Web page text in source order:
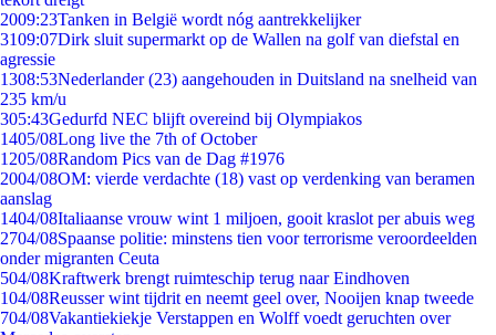
2009:23Tanken in België wordt nóg aantrekkelijker
3109:07Dirk sluit supermarkt op de Wallen na golf van diefstal en
agressie
1308:53Nederlander (23) aangehouden in Duitsland na snelheid van
235 km/u
305:43Gedurfd NEC blijft overeind bij Olympiakos
1405/08Long live the 7th of October
1205/08Random Pics van de Dag #1976
2004/08OM: vierde verdachte (18) vast op verdenking van beramen
aanslag
1404/08Italiaanse vrouw wint 1 miljoen, gooit kraslot per abuis weg
2704/08Spaanse politie: minstens tien voor terrorisme veroordeelden
onder migranten Ceuta
504/08Kraftwerk brengt ruimteschip terug naar Eindhoven
104/08Reusser wint tijdrit en neemt geel over, Nooijen knap tweede
704/08Vakantiekiekje Verstappen en Wolff voedt geruchten over